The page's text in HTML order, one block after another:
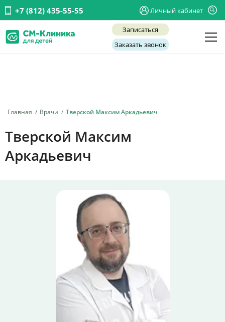
+7 (812) 435-55-55 Личный кабинет
Записаться
Заказать звонок
Главная Врачи Тверской Максим Аркадьевич
Тверской Максим
Аркадьевич
Услуги
Детская хирургия
Заболевания
Личный кабинет